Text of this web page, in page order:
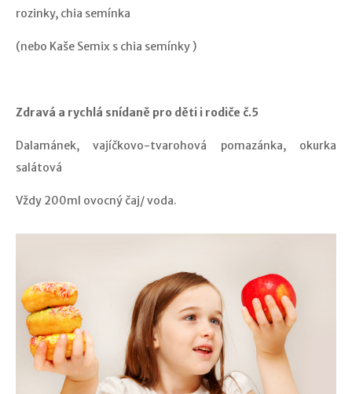
rozinky, chia semínka
(nebo Kaše Semix s chia semínky )
Zdravá a rychlá snídaně pro děti i rodiče č.5
Dalamánek, vajíčkovo-tvarohová pomazánka, okurka
salátová
Vždy 200ml ovocný čaj/ voda.